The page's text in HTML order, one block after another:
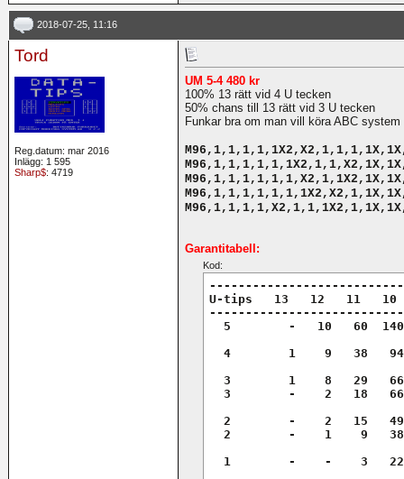
2018-07-25, 11:16
Tord
Reg.datum: mar 2016
Inlägg: 1 595
Sharp$: 4719
UM 5-4 480 kr
100% 13 rätt vid 4 U tecken
50% chans till 13 rätt vid 3 U tecken
Funkar bra om man vill köra ABC
Garantitabell:
Kod:
U-tips   13   12   11
5        -   10   60
4        1    9   38
3        1    8   29
3        -    2   18
2        -    2   15
2        -    1    9
1        -    -    3